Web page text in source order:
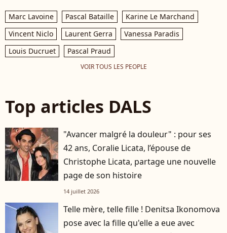
Marc Lavoine Pascal Bataille
Karine Le Marchand
Vincent Niclo
Laurent Gerra
Vanessa Paradis
Louis Ducruet
Pascal Praud
VOIR TOUS LES PEOPLE
Top articles DALS
"Avancer malgré la douleur" : pour ses
42 ans, Coralie Licata, l’épouse de
Christophe Licata, partage une nouvelle
page de son histoire
14 juillet 2026
Telle mère, telle fille ! Denitsa Ikonomova
pose avec la fille qu'elle a eue avec